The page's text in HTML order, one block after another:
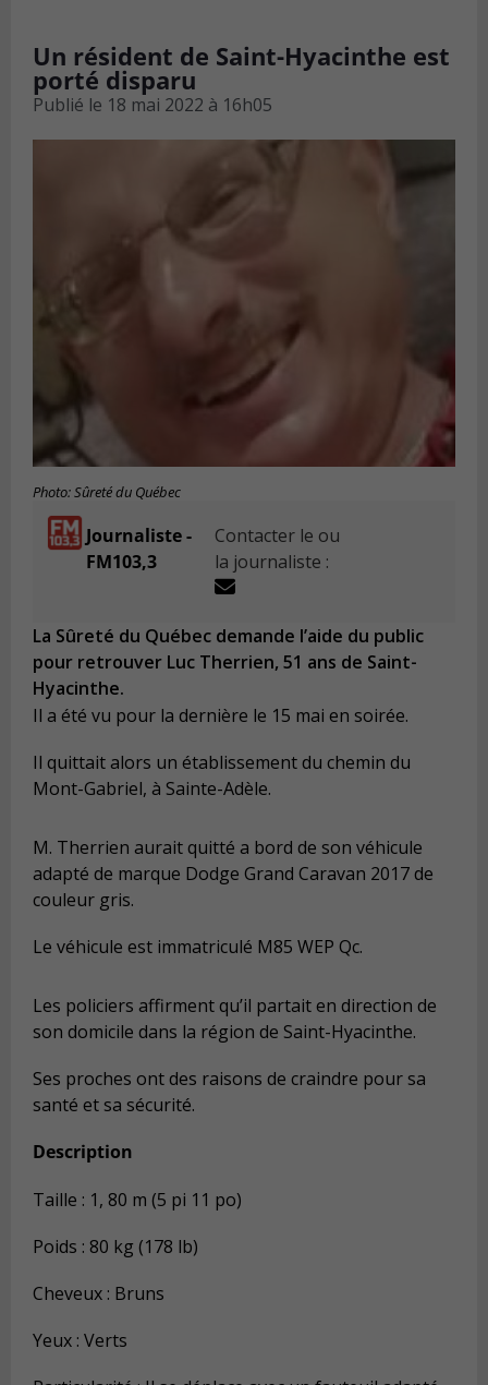
Un résident de Saint-Hyacinthe est
porté disparu
Publié le 18 mai 2022 à 16h05
Photo: Sûreté du Québec
Journaliste -
FM103,3
Contacter le ou
la journaliste :
La Sûreté du Québec demande l’aide du public
pour retrouver Luc Therrien, 51 ans de Saint-
Hyacinthe.
Il a été vu pour la dernière le 15 mai en soirée.
Il quittait alors un établissement du chemin du
Mont-Gabriel, à Sainte-Adèle.
M. Therrien aurait quitté a bord de son véhicule
adapté de marque Dodge Grand Caravan 2017 de
couleur gris.
Le véhicule est immatriculé M85 WEP Qc.
Les policiers affirment qu’il partait en direction de
son domicile dans la région de Saint-Hyacinthe.
Ses proches ont des raisons de craindre pour sa
santé et sa sécurité.
Description
Taille : 1, 80 m (5 pi 11 po)
Poids : 80 kg (178 lb)
Cheveux : Bruns
Yeux : Verts